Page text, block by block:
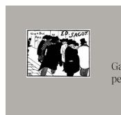
contenu